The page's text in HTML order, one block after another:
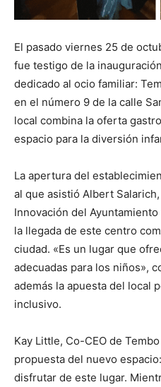
El pasado viernes 25 de
fue testigo de la
dedicado al ocio familiar:
en el número 9 de la calle
local combina la oferta
espacio para la diversión
La apertura del
al que asistió Albert
Innovación del
la llegada de este centro
ciudad. «Es un lugar que
adecuadas para los niños»,
además la apuesta del local
inclusivo.
Kay Little, Co-CEO de
propuesta del nuevo
disfrutar de este lugar.